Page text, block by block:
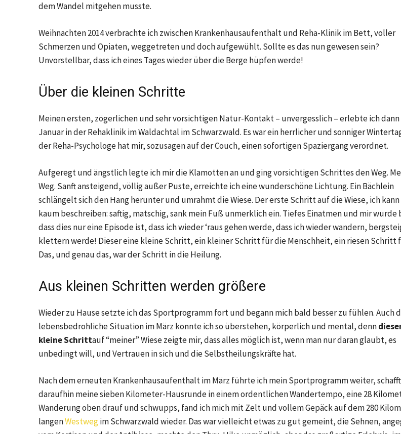
dem Wandel mitgehen musste.
Weihnachten 2014 verbrachte ich zwischen Krankenhausaufenthalt und Reha-Klinik im Bett, voller
Schmerzen und Opiaten, weggetreten und doch aufgewühlt. Sollte es das nun gewesen sein?
Unvorstellbar, dass ich eines Tages wieder über die Berge hüpfen werde!
Über die kleinen Schritte
Meinen ersten, zögerlichen und sehr vorsichtigen Natur-Kontakt – unvergesslich – erlebte ich
Januar in der Rehaklinik im Waldachtal im Schwarzwald. Es war ein herrlicher und sonniger
der Reha-Psychologe hat mir, sozusagen auf der Couch, einen sofortigen Spaziergang verordnet.
Aufgeregt und ängstlich legte ich mir die Klamotten an und ging vorsichtigen Schrittes den Weg.
Weg. Sanft ansteigend, völlig außer Puste, erreichte ich eine wunderschöne Lichtung. Ein Bächlein
schlängelt sich den Hang herunter und umrahmt die Wiese. Der erste Schritt auf die Wiese, ich
kaum beschreiben: saftig, matschig, sank mein Fuß unmerklich ein. Tiefes Einatmen und mir wurde
dass dies nur eine Episode ist, dass ich wieder ‘raus gehen werde, dass ich wieder wandern,
klettern werde! Dieser eine kleine Schritt, ein kleiner Schritt für die Menschheit, ein riesen Schritt
Das, und genau das, war der Schritt in die Heilung.
Aus kleinen Schritten werden größere
Wieder zu Hause setzte ich das Sportprogramm fort und begann mich bald besser zu fühlen. Auch
lebensbedrohliche Situation im März konnte ich so überstehen, körperlich und mental, denn
kleine Schrittauf “meiner” Wiese zeigte mir, dass alles möglich ist, wenn man nur daran glaubt, es
unbedingt will, und Vertrauen in sich und die Selbstheilungskräfte hat.
Nach dem erneuten Krankenhausaufenthalt im März führte ich mein Sportprogramm weiter,
daraufhin meine sieben Kilometer-Hausrunde in einem ordentlichen Wandertempo, eine 28
Wanderung oben drauf und schwupps, fand ich mich mit Zelt und vollem Gepäck auf dem 280
langenWestwegim Schwarzwald wieder. Das war vielleicht etwas zu gut gemeint, die Sehnen,